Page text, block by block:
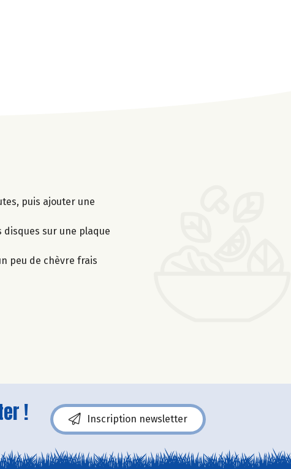
puis ajouter une
disques sur une plaque
peu de chèvre frais
! Inscription newsletter